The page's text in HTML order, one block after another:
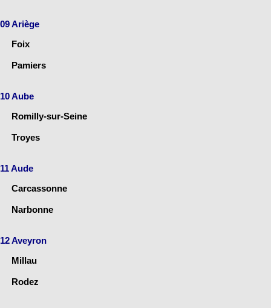
09 Ariège
Foix
Pamiers
10 Aube
Romilly-sur-Seine
Troyes
11 Aude
Carcassonne
Narbonne
12 Aveyron
Millau
Rodez